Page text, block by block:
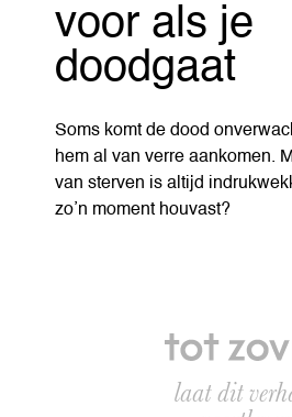
voor als je
doodgaat
Soms komt de dood
hem al van verre aankomen.
van sterven is altijd
zo’n moment houvast?
laat dit